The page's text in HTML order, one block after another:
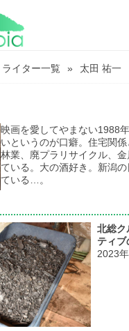
ライター一覧 太田 祐一
映画を愛してやまない1988
いというのが口癖。住宅関
林業、廃プラリサイクル、
ている。大の酒好き。新潟
ている…。
北総ク
ティブ
2023